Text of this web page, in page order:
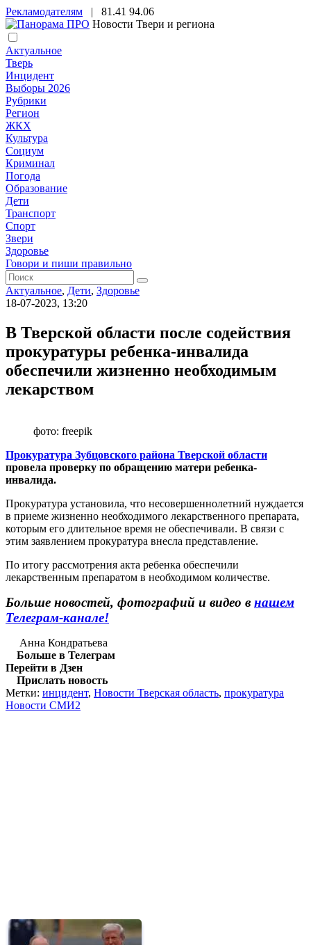
Рекламодателям | 81.41 94.06
Новости Твери и региона
Актуальное
Тверь
Инцидент
Выборы 2026
Рубрики
Регион
ЖКХ
Культура
Социум
Криминал
Погода
Образование
Дети
Транспорт
Спорт
Звери
Здоровье
Говори и пиши правильно
Актуальное, Дети, Здоровье
18-07-2023, 13:20
В Тверской области после содействия
прокуратуры ребенка-инвалида
обеспечили жизненно необходимым
лекарством
фото: freepik
Прокуратура Зубцовского района Тверской области
провела проверку по обращению матери ребенка-
инвалида.
Прокуратура установила, что несовершеннолетний нуждается
в приеме жизненно необходимого лекарственного препарата,
которым его длительное время не обеспечивали. В связи с
этим заявлением прокуратура внесла представление.
По итогу рассмотрения акта ребенка обеспечили
лекарственным препаратом в необходимом количестве.
Больше новостей, фотографий и видео в нашем
Телеграм-канале!
Анна Кондратьева
Больше в Телеграм
Перейти в Дзен
Прислать новость
Метки: инцидент, Новости Тверская область, прокуратура
Новости СМИ2